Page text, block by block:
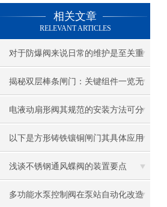
相关文章
RELEVANT ARTICLES
对于防爆阀来说日常的维护是至关重
要的！
揭秘双层棒条闸门：关键组件一览无
余！
电液动扇形阀其规范的安装方法可分
为以下几个关键步骤
以下是方形铸铁镶铜闸门其具体应用
范围及典型场景
浅谈不锈钢通风蝶阀的装置要点
多功能水泵控制阀在泵站自动化改造